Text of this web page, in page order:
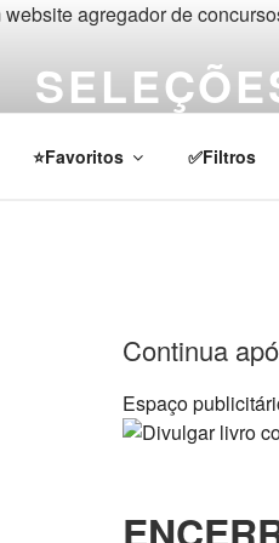
⭐Favoritos ✅Filtros
Continua
Espaço